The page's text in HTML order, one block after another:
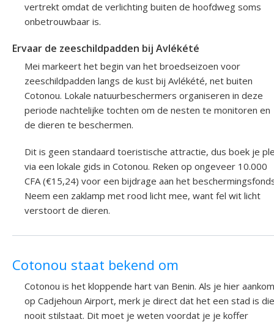
vertrekt omdat de verlichting buiten de hoofdweg soms
onbetrouwbaar is.
Ervaar de zeeschildpadden bij Avlékété
Mei markeert het begin van het broedseizoen voor
zeeschildpadden langs de kust bij Avlékété, net buiten
Cotonou. Lokale natuurbeschermers organiseren in deze
periode nachtelijke tochten om de nesten te monitoren en
de dieren te beschermen.
Dit is geen standaard toeristische attractie, dus boek je
via een lokale gids in Cotonou. Reken op ongeveer 10.000
CFA (€15,24) voor een bijdrage aan het
Neem een zaklamp met rood licht mee, want fel wit licht
verstoort de dieren.
Cotonou staat bekend om
Cotonou is het kloppende hart van Benin. Als je hier
op Cadjehoun Airport, merk je direct dat het een stad is die
nooit stilstaat. Dit moet je weten voordat je je koffer